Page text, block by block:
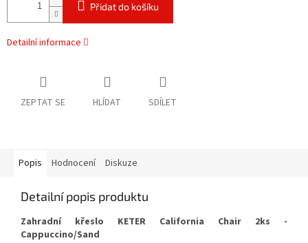
Přidat do košíku
Detailní informace
ZEPTAT SE HLÍDAT SDÍLET
Popis Hodnocení Diskuze
Detailní popis produktu
Zahradní křeslo KETER California Chair 2ks -
Cappuccino/Sand